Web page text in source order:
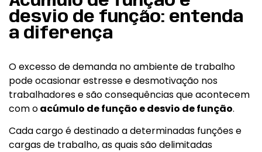
desvio de função: entenda
a diferença
O excesso de demanda no ambiente de trabalho
pode ocasionar estresse e desmotivação nos
trabalhadores e são consequências que acontecem
com oacúmulo de função e desvio de função.
Cada cargo é destinado a determinadas funções e
cargas de trabalho, as quais são delimitadas